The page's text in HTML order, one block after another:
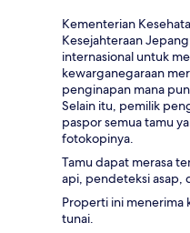
Kementerian
Kesejahteraan
internasional untuk
kewarganegaraan
penginapan mana
Selain itu, pemilik
paspor semua tamu
fotokopinya.
Tamu dapat merasa
api, pendeteksi asap,
Properti ini
tunai.